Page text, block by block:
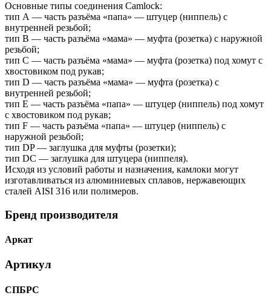
Основные типы соединения Camlock:
тип А — часть разъёма «папа» — штуцер (ниппель) с
внутренней резьбой;
тип B — часть разъёма «мама» — муфта (розетка) с наружной
резьбой;
тип С — часть разъёма «мама» — муфта (розетка) под хомут с
хвостовиком под рукав;
тип D — часть разъёма «мама» — муфта (розетка) с
внутренней резьбой;
тип Е — часть разъёма «папа» — штуцер (ниппель) под хомут
с хвостовиком под рукав;
тип F — часть разъёма «папа» — штуцер (ниппель) с
наружной резьбой;
тип DP — заглушка для муфты (розетки);
тип DC — заглушка для штуцера (ниппеля).
Исходя из условий работы и назначения, камлоки могут
изготавливаться из алюминиевых сплавов, нержавеющих
сталей AISI 316 или полимеров.
Бренд производителя
Аркат
Артикул
СПБРС